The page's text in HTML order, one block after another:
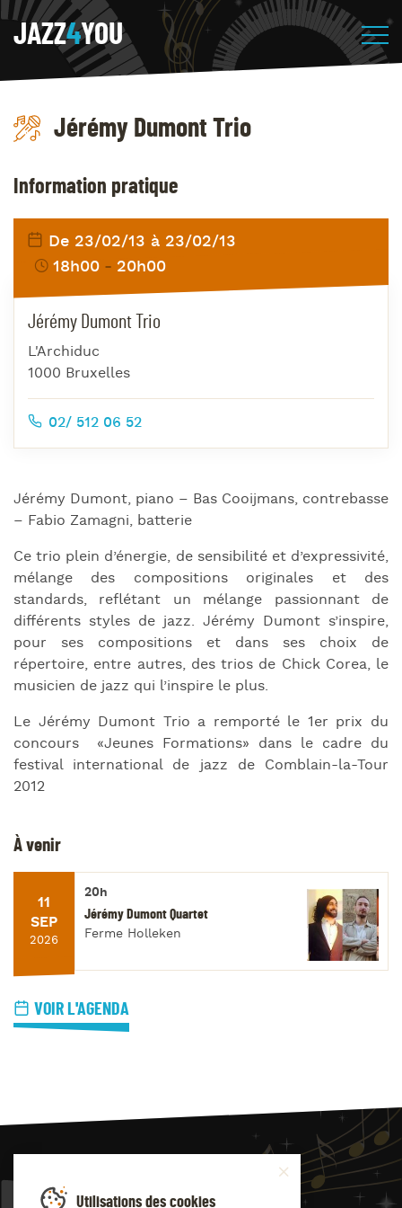
JAZZ4YOU
Jérémy Dumont Trio
Jérémy Dumont, piano – Bas Cooijmans, contrebasse
– Fabio Zamagni, batterie
Ce trio plein d’énergie, de sensibilité et d’expressivité,
mélange des compositions originales et des
standards, reflétant un mélange passionnant de
différents styles de jazz. Jérémy Dumont s’inspire,
pour ses compositions et dans ses choix de
répertoire, entre autres, des trios de Chick Corea, le
musicien de jazz qui l’inspire le plus.
Le Jérémy Dumont Trio a remporté le 1er prix du
concours «Jeunes Formations» dans le cadre du
festival international de jazz de Comblain-la-Tour
2012
Information pratique
De 23/02/13 à 23/02/13
18h00
20h00
Jérémy Dumont Trio
L'Archiduc
1000 Bruxelles
02/ 512 06 52
À venir
11
SEP
2026
20h
Jérémy Dumont Quartet
Ferme Holleken
VOIR L'AGENDA
JAZZ4
Utilisations des cookies